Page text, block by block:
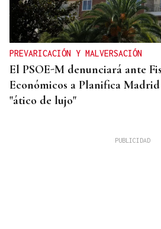
PREVARICACIÓN Y MALVERSACIÓN
El PSOE-M denunciará ante
Económicos a Planifica
"ático de lujo"